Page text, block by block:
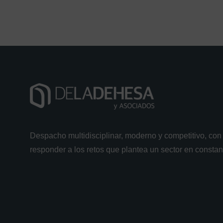
Despacho multidisciplinar, moderno y competitivo,
responder a los retos que plantea un sector en